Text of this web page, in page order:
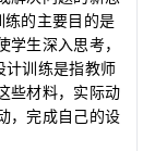
练的主要目的是
生深入思考，
计训练是指教师
些材料，实际动
，完成自己的设